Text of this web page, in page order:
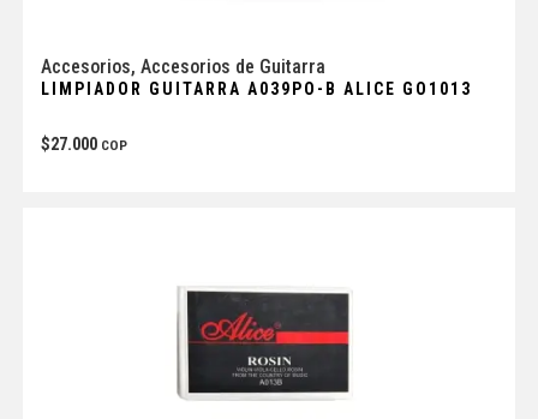
Accesorios, Accesorios de Guitarra
LIMPIADOR GUITARRA A039PO-B ALICE GO1013
$27.000 COP